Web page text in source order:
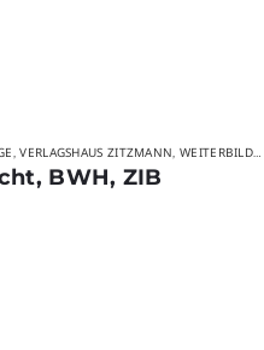
,VERLAGSHAUS ZITZMANN, WEITERBILDUNG
BWH, ZIB